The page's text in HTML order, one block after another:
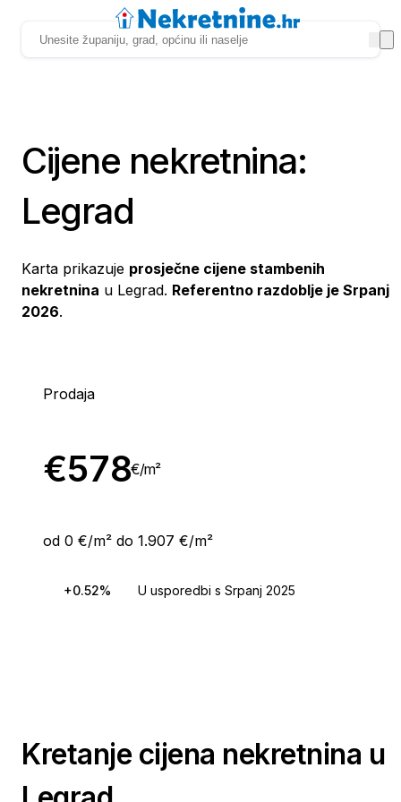
Cijene nekretnina:
Legrad
Karta prikazuje prosječne cijene stambenih
nekretnina u Legrad. Referentno razdoblje je Srpanj
2026.
Prodaja
€578€/m²
od 0 €/m² do 1.907 €/m²
+0.52% U usporedbi s Srpanj 2025
Kretanje cijena nekretnina u